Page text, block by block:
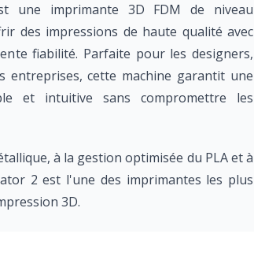
une imprimante 3D FDM de niveau
des impressions de haute qualité avec
fiabilité. Parfaite pour les designers,
entreprises, cette machine garantit une
et intuitive sans compromettre les
à la gestion optimisée du PLA et à
2 est l'une des imprimantes les plus
3D.